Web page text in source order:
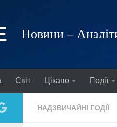
Новини –
Світ Цікаво Події
НАДЗВИЧАЙНІ ПОДІЇ